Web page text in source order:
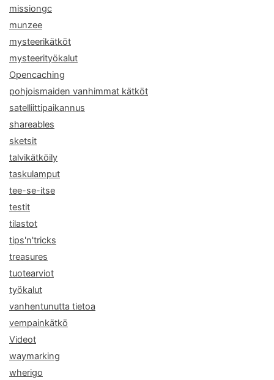
missiongc
munzee
mysteerikätköt
mysteerityökalut
Opencaching
pohjoismaiden vanhimmat kätköt
satelliittipaikannus
shareables
sketsit
talvikätköily
taskulamput
tee-se-itse
testit
tilastot
tips'n'tricks
treasures
tuotearviot
työkalut
vanhentunutta tietoa
vempainkätkö
Videot
waymarking
wherigo